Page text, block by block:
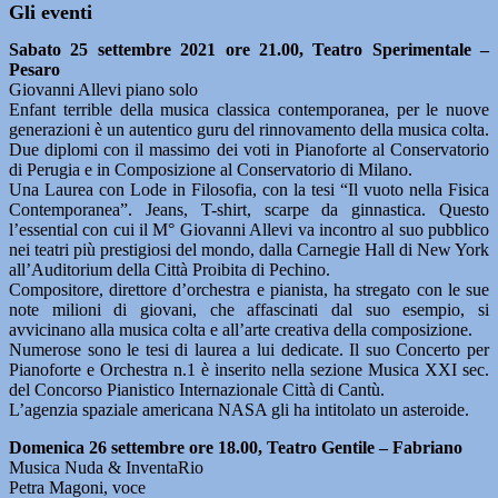
Gli eventi
Sabato 25 settembre 2021 ore 21.00, Teatro Sperimentale –
Pesaro
Giovanni Allevi piano solo
Enfant terrible della musica classica contemporanea, per le nuove
generazioni è un autentico guru del rinnovamento della musica colta.
Due diplomi con il massimo dei voti in Pianoforte al Conservatorio
di Perugia e in Composizione al Conservatorio di Milano.
Una Laurea con Lode in Filosofia, con la tesi “Il vuoto nella Fisica
Contemporanea”. Jeans, T-shirt, scarpe da ginnastica. Questo
l’essential con cui il M° Giovanni Allevi va incontro al suo pubblico
nei teatri più prestigiosi del mondo, dalla Carnegie Hall di New York
all’Auditorium della Città Proibita di Pechino.
Compositore, direttore d’orchestra e pianista, ha stregato con le sue
note milioni di giovani, che affascinati dal suo esempio, si
avvicinano alla musica colta e all’arte creativa della composizione.
Numerose sono le tesi di laurea a lui dedicate. Il suo Concerto per
Pianoforte e Orchestra n.1 è inserito nella sezione Musica XXI sec.
del Concorso Pianistico Internazionale Città di Cantù.
L’agenzia spaziale americana NASA gli ha intitolato un asteroide.
Domenica 26 settembre ore 18.00, Teatro Gentile – Fabriano
Musica Nuda & InventaRio
Petra Magoni, voce